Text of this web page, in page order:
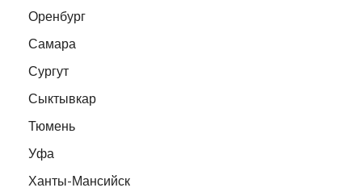
Оренбург
Самара
Сургут
Сыктывкар
Тюмень
Уфа
Ханты-Мансийск